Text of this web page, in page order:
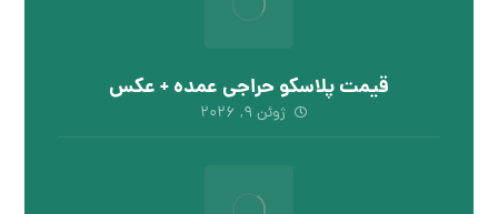
قیمت پلاسکو حراجی عمده + عکس
ژوئن ۹, ۲۰۲۶